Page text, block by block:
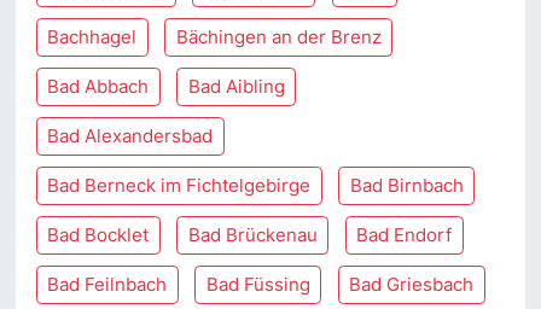
Bachhagel Bächingen an der Brenz
Bad Abbach Bad Aibling
Bad Alexandersbad
Bad Berneck im Fichtelgebirge Bad Birnbach
Bad Bocklet Bad Brückenau Bad Endorf
Bad Feilnbach Bad Füssing Bad Griesbach